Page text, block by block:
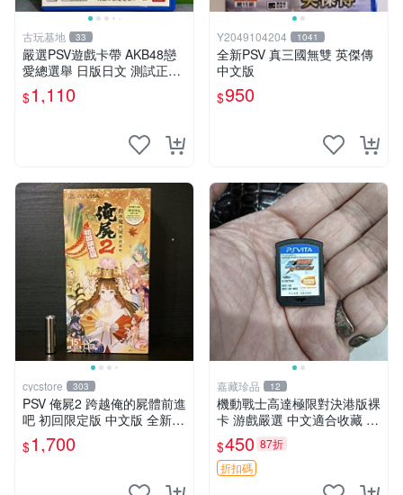
古玩基地 33
嚴選PSV遊戲卡帶 AKB48戀
愛總選舉 日版日文 測試正常
游戲卡帶 磨痕 壓痕 成色圖
$1,110
Y2049104204 1041
全新PSV 真三國無雙 英傑傳
中文版
$950
cycstore 303
PSV 俺屍2 跨越俺的屍體前進
吧 初回限定版 中文版 全新未
拆封 X200
$1,700
嘉藏珍品 12
機動戰士高達極限對決港版裸
卡 游戲嚴選 中文適合收藏 機
動戰士 高達對決 游戲機
$450 87折
折扣碼